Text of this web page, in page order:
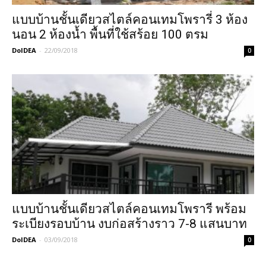
แบบบ้านชั้นเดียวสไตล์คอนเทมโพรารี่ 3 ห้อง
นอน 2 ห้องน้ำ พื้นที่ใช้สร้อย 100 ตรม
DoIDEA - 22/09/2018 0
แบบบ้านชั้นเดียวสไตล์คอนเทมโพรารี พร้อม
ระเบียงรอบบ้าน งบก่อสร้างราว 7-8 แสนบาท
DoIDEA - 03/09/2018 0